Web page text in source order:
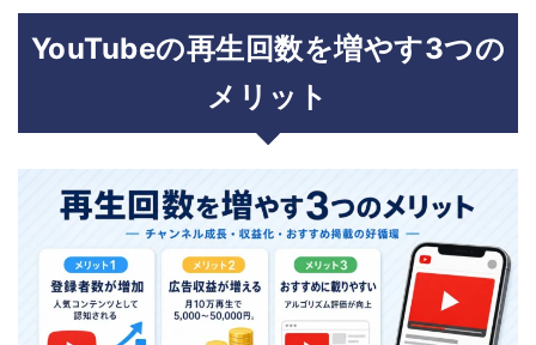
YouTubeの再生回数を増やす3つの
メリット